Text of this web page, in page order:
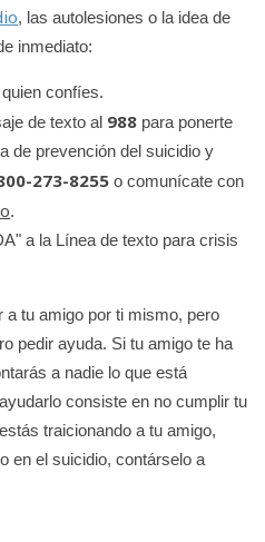
, las autolesiones o la idea de
inmediato:
confíes.
de texto al 988 para ponerte
de prevención del suicidio y
273-8255 o comunícate con
.
a la Línea de texto para crisis
a tu amigo por ti mismo, pero
pedir ayuda. Si tu amigo te ha
a nadie lo que está
consiste en no cumplir tu
traicionando a tu amigo,
en el suicidio, contárselo a